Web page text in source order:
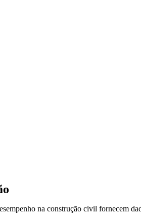
na construção civil fornecem